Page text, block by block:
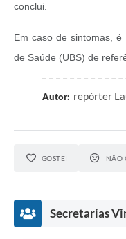
conclui.
Em caso de sintomas,
de Saúde (UBS) de
Autor: repórter
GOSTEI NÃO
Secretarias